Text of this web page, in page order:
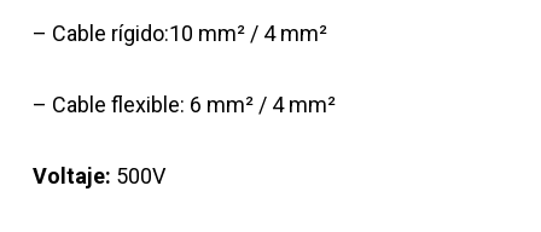
– Cable rígido:10 mm² / 4 mm²
– Cable flexible: 6 mm² / 4 mm²
Voltaje: 500V